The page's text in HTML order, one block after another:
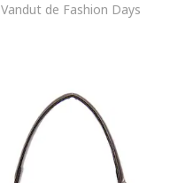
Vandut de Fashion Days